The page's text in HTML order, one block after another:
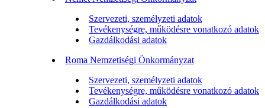
Szervezeti, személyzeti adatok
Tevékenységre, működésre vonatkozó adatok
Gazdálkodási adatok
Roma Nemzetiségi Önkormányzat
Szervezeti, személyzeti adatok
Tevékenységre, működésre vonatkozó adatok
Gazdálkodási adatok